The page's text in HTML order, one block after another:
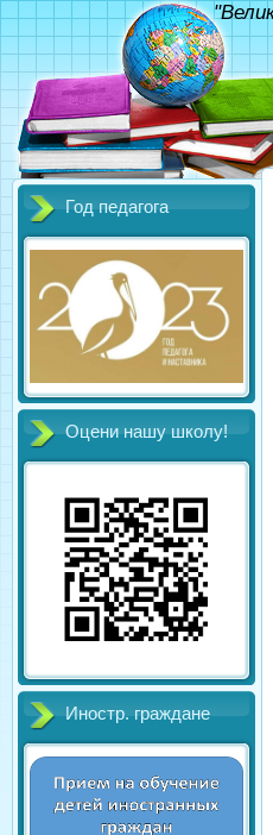
Год педагога
Оцени нашу школу!
Иностр. граждане